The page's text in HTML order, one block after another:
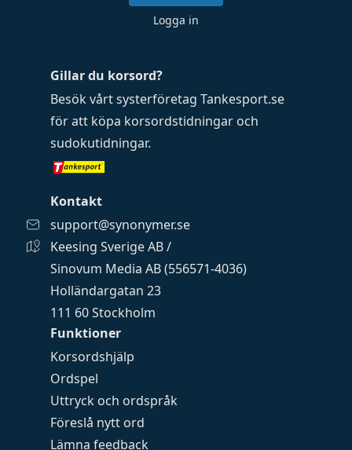
Funktioner
Korsordshjälp
Ordspel
Uttryck och ordspråk
Föreslå nytt ord
Lämna feedback
Gillar du korsord?
Besök vårt systerföretag Tankesport.se
för att köpa korsordstidningar och
sudokutidningar.
Kontakt
support@synonymer.se
Keesing Sverige AB /
Sinovum Media AB (556571-4036)
Holländargatan 23
111 60 Stockholm
Logga in